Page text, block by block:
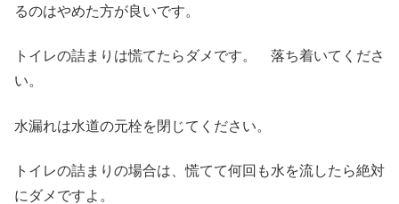
るのはやめた方が良いです。
トイレの詰まりは慌てたらダメです。 落ち着いてくださ
い。
水漏れは水道の元栓を閉じてください。
トイレの詰まりの場合は、慌てて何回も水を流したら絶対
にダメですよ。